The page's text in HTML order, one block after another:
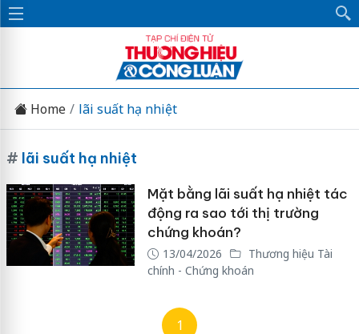
Home lãi suất hạ nhiệt
# lãi suất hạ nhiệt
Mặt bằng lãi suất hạ nhiệt tác
động ra sao tới thị trường
chứng khoán?
13/04/2026
Thương hiệu Tài
chính - Chứng khoán
1